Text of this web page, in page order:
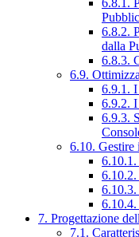
6.8.1.
6.8.2.
dalla
6.8.3.
6.9.
6.9.1.
6.9.2.
6.9.3.
6.10. Gestire
6.10.1.
7. Progettazione
7.1.